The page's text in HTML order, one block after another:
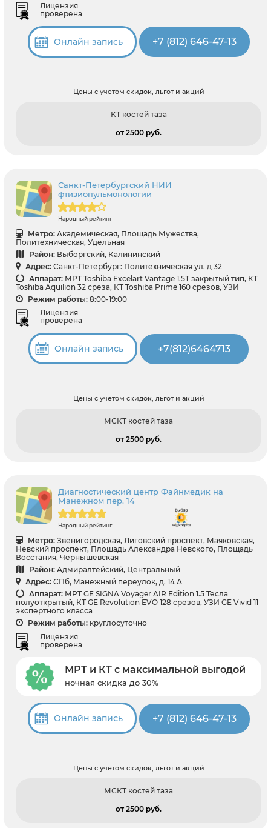
Лицензия
проверена
Онлайн запись +7 (812) 646-47-13
Цены с учетом скидок, льгот и акций
КТ костей таза
от 2500 pуб.
Санкт-Петербургский НИИ
фтизиопульмонологии
Народный рейтинг
Метро: Академическая, Площадь Мужества,
Политехническая, Удельная
Район: Выборгский, Калининский
Адрес: Санкт-Петербург: Политехническая ул. д 32
Аппарат: МРТ Toshiba Excelart Vantage 1.5T закрытый тип, КТ
Toshiba Aquilion 32 среза, КТ Toshiba Prime 160 срезов, УЗИ
Режим работы: 8:00-19:00
Лицензия
проверена
Онлайн запись +7(812)6464713
Цены с учетом скидок, льгот и акций
МСКТ костей таза
от 2500 pуб.
Диагностический центр Файнмедик на
Манежном пер. 14
Народный рейтинг
Метро: Звенигородская, Лиговский проспект, Маяковская,
Невский проспект, Площадь Александра Невского, Площадь
Восстания, Чернышевская
Район: Адмиралтейский, Центральный
Адрес: СПб, Манежный переулок, д. 14 А
Аппарат: МРТ GE SIGNA Voyager AIR Edition 1.5 Тесла
полуоткрытый, КТ GE Revolution EVO 128 срезов, УЗИ GE Vivid 11
экспертного класса
Режим работы: круглосуточно
Лицензия
проверена
МРТ и КТ с максимальной выгодой
ночная скидка до 30%
Онлайн запись +7 (812) 646-47-13
Цены с учетом скидок, льгот и акций
МСКТ костей таза
от 2500 pуб.